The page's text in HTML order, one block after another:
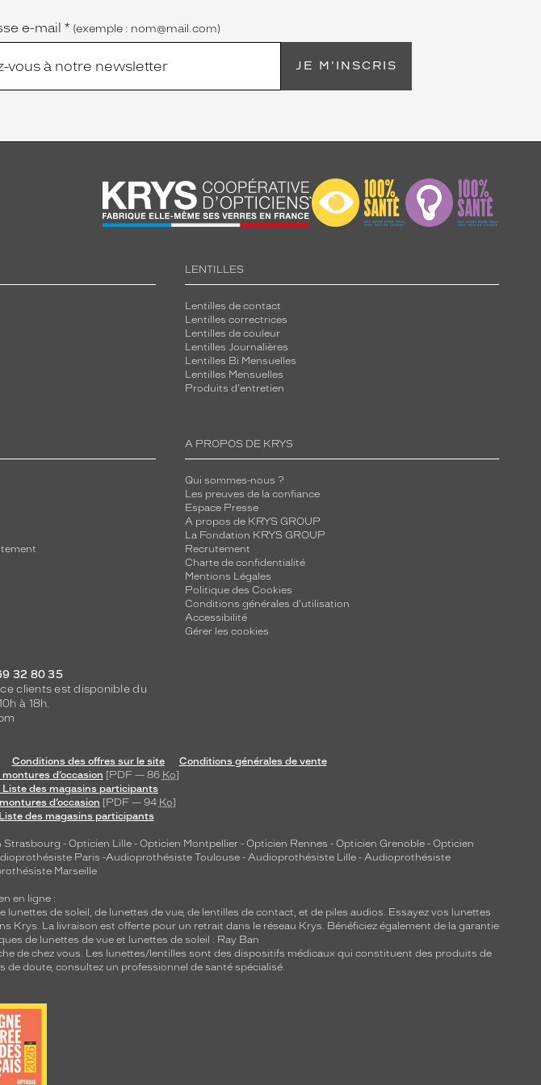
e-mail * (exemple : nom@mail.com)
JE M'INSCRIS
LENTILLES
Lentilles de contact
Lentilles correctrices
Lentilles de couleur
Lentilles Journalières
Lentilles Bi Mensuelles
Lentilles Mensuelles
Produits d'entretien
A PROPOS DE KRYS
Qui sommes-nous ?
Les preuves de la confiance
Espace Presse
A propos de KRYS GROUP
La Fondation KRYS GROUP
Recrutement
Charte de confidentialité
Mentions Légales
Politique des Cookies
Conditions générales d'utilisation
Accessibilité
Gérer les cookies
32 80 35
clients est disponible du
à 18h.
Conditions des offres sur le site
Conditions générales de vente
d’occasion [PDF — 86 Ko]
Liste des magasins participants
d’occasion [PDF — 94 Ko]
des magasins participants
Strasbourg - Opticien Lille - Opticien Montpellier - Opticien Rennes - Opticien Grenoble - Opticien
Paris -Audioprothésiste Toulouse - Audioprothésiste Lille - Audioprothésiste
Marseille
en ligne :
lunettes de soleil, de lunettes de vue, de lentilles de contact, et de piles audios. Essayez vos lunettes
La livraison est offerte pour un retrait dans le réseau Krys. Bénéficiez également de la garantie
de lunettes de vue et lunettes de soleil : Ray Ban
de chez vous. Les lunettes/lentilles sont des dispositifs médicaux qui constituent des produits de
doute, consultez un professionnel de santé spécialisé.